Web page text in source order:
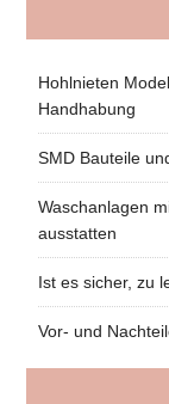
Hohlnieten
Handhabung
SMD Bauteile
Waschanlagen
ausstatten
Ist es sicher, zu
Vor- und